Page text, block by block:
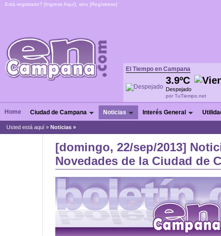
Está registrado? [Ingrese Aquí], sino [Regístrese]
El Tiempo en Campana
3.9ºC
Despejado
por TuTiempo.net
Home Ciudad de Campana Noticias Interés General
Usted está aquí » Noticias »
[domingo, 22/sep/2013]
Novedades de la Ciudad de